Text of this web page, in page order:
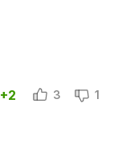
+2 3 1